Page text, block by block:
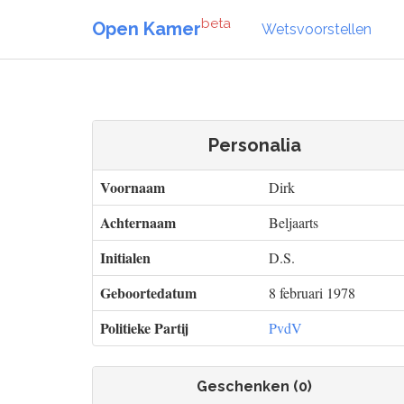
Open Kamerbeta Wetsvoorstellen
Personalia
Voornaam Dirk
Achternaam Beljaarts
Initialen D.S.
Geboortedatum 8 februari 1978
Politieke Partij PvdV
Geschenken (0)